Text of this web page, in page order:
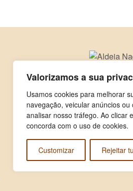
Valorizamos a sua
Usamos cookies para melhorar
navegação, veicular anúncios
analisar nosso tráfego. Ao clicar
concorda com o uso de cookies.
Customizar Rejeitar